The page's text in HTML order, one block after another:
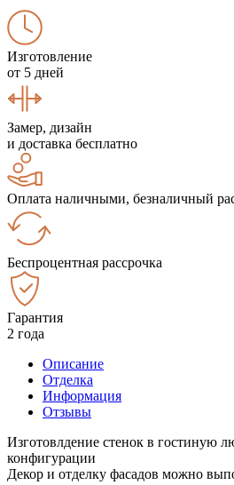
Изготовление
от 5 дней
Замер, дизайн
и доставка бесплатно
Оплата наличными, безналичный
Беспроцентная рассрочка
Гарантия
2 года
Описание
Отделка
Информация
Отзывы
Изготовлдение стенок в гостиную
конфигурации
Декор и отделку фасадов можно